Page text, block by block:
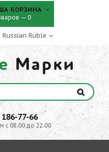
Марки
77-66
с 08.00 до 22.00
КОРЗИНА
— 0